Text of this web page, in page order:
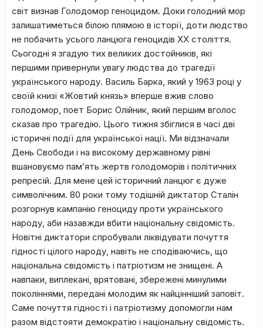
світ визнав Голодомор геноцидом. Доки голодний мор
залишатиметься білою плямою в історії, доти людство
не побачить усього ланцюга геноцидів ХХ століття.
Сьогодні я згадую тих великих достойників, які
першими привернули увагу людства до трагедії
українського народу. Василь Барка, який у 1963 році у
своїй книзі «Жовтий князь» вперше вжив слово
голодомор, поет Борис Олійник, який першим вголос
сказав про трагедію. Цього тижня збіглися в часі дві
історичні події для української нації. Ми відзначали
День Свободи і на високому державному рівні
вшановуємо пам’ять жертв голодоморів і політичних
репресій. Для мене цей історичний ланцюг є дуже
символічним. 80 роки тому тодішній диктатор Сталін
розгорнув кампанію геноциду проти українського
народу, аби назавжди вбити національну свідомість.
Новітні диктатори спробували ліквідувати почуття
гідності цілого народу, навіть не сподіваючись, що
національна свідомість і патріотизм не знищені. А
навпаки, виплекані, врятовані, збережені минулими
поколіннями, передані молодим як найцінніший заповіт.
Саме почуття гідності і патріотизму допомогли нам
разом відстояти демократію і національну свідомість.